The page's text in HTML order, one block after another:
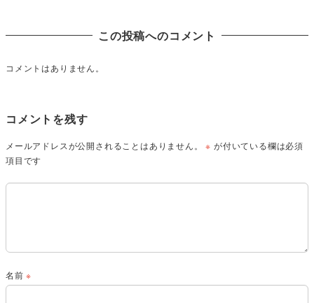
この投稿へのコメント
コメントはありません。
コメントを残す
メールアドレスが公開されることはありません。 ※ が付いている欄は必須
項目です
名前※